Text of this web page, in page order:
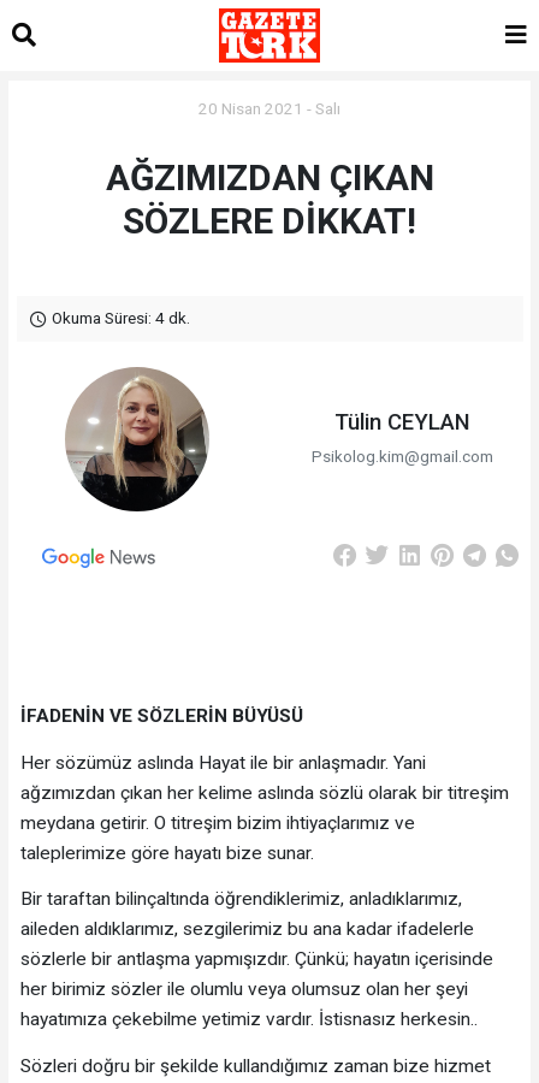
20 Nisan 2021 - Salı
AĞZIMIZDAN ÇIKAN
SÖZLERE DİKKAT!
Okuma Süresi: 4 dk.
Tülin CEYLAN
Psikolog.kim@gmail.com
İFADENİN VE SÖZLERİN BÜYÜSÜ
Her sözümüz aslında Hayat ile bir anlaşmadır. Yani
ağzımızdan çıkan her kelime aslında sözlü olarak bir titreşim
meydana getirir. O titreşim bizim ihtiyaçlarımız ve
taleplerimize göre hayatı bize sunar.
Bir taraftan bilinçaltında öğrendiklerimiz, anladıklarımız,
aileden aldıklarımız, sezgilerimiz bu ana kadar ifadelerle
sözlerle bir antlaşma yapmışızdır. Çünkü; hayatın içerisinde
her birimiz sözler ile olumlu veya olumsuz olan her şeyi
hayatımıza çekebilme yetimiz vardır. İstisnasız herkesin..
Sözleri doğru bir şekilde kullandığımız zaman bize hizmet